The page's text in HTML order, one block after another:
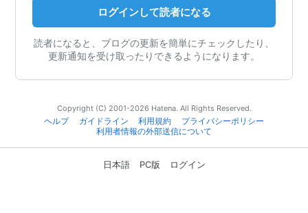
ログインして読者になる
読者になると、ブログの更新を簡単にチェックしたり、
更新通知を受け取ったりできるようになります。
Copyright (C) 2001-2026 Hatena. All Rights Reserved.
ヘルプ
ガイドライン 利用規約
プライバシーポリシー
利用者情報の外部送信について
日本語 PC版 ログイン